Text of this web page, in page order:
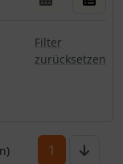
nach ihren
Filter
zurücksetzen
1